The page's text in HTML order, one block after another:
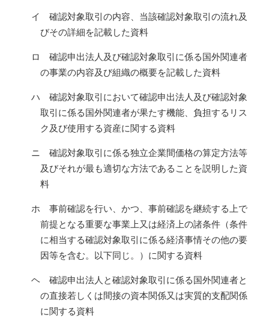
イ 確認対象取引の内容、当該確認対象取引の流れ及
びその詳細を記載した資料
ロ 確認申出法人及び確認対象取引に係る国外関連者
の事業の内容及び組織の概要を記載した資料
ハ 確認対象取引において確認申出法人及び確認対象
取引に係る国外関連者が果たす機能、負担するリス
ク及び使用する資産に関する資料
ニ 確認対象取引に係る独立企業間価格の算定方法等
及びそれが最も適切な方法であることを説明した資
料
ホ 事前確認を行い、かつ、事前確認を継続する上で
前提となる重要な事業上又は経済上の諸条件（条件
に相当する確認対象取引に係る経済事情その他の要
因等を含む。以下同じ。）に関する資料
ヘ 確認申出法人と確認対象取引に係る国外関連者と
の直接若しくは間接の資本関係又は実質的支配関係
に関する資料